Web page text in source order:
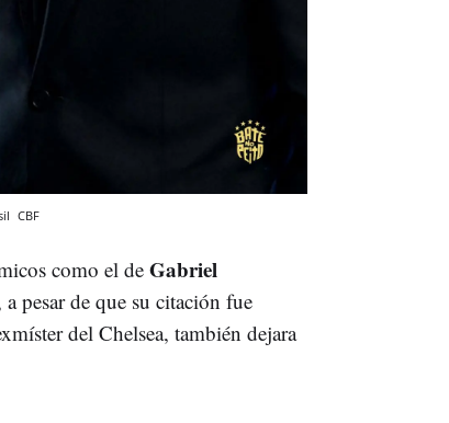
CBF
como el deGabriel
a pesar de que su citación fue
del Chelsea, también dejara